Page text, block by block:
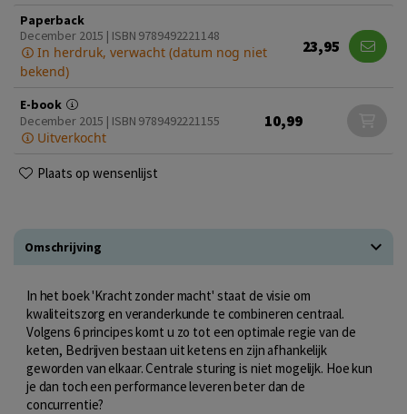
Paperback
December 2015 | ISBN 9789492221148
In herdruk, verwacht (datum nog niet
bekend)
23,95
E-book
December 2015 | ISBN 9789492221155
Uitverkocht
10,99
Plaats op wensenlijst
Omschrijving
In het boek 'Kracht zonder macht' staat de visie om
kwaliteitszorg en veranderkunde te combineren centraal.
Volgens 6 principes komt u zo tot een optimale regie van de
keten, Bedrijven bestaan uit ketens en zijn afhankelijk
geworden van elkaar. Centrale sturing is niet mogelijk. Hoe kun
je dan toch een performance leveren beter dan de
concurrentie?